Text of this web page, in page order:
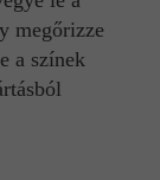
megőrizze
a színek